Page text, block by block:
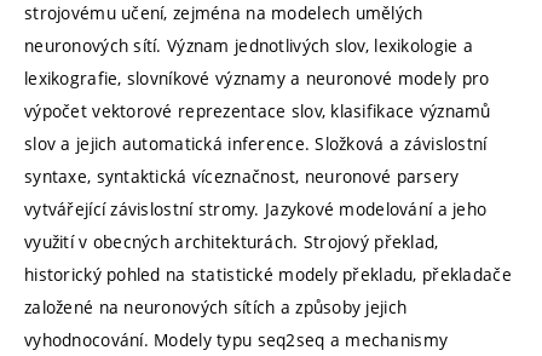
strojovému učení, zejména na modelech umělých
neuronových sítí. Význam jednotlivých slov, lexikologie a
lexikografie, slovníkové významy a neuronové modely pro
výpočet vektorové reprezentace slov, klasifikace významů
slov a jejich automatická inference. Složková a závislostní
syntaxe, syntaktická víceznačnost, neuronové parsery
vytvářející závislostní stromy. Jazykové modelování a jeho
využití v obecných architekturách. Strojový překlad,
historický pohled na statistické modely překladu, překladače
založené na neuronových sítích a způsoby jejich
vyhodnocování. Modely typu seq2seq a mechanismy